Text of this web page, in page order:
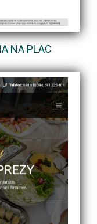
NA PLAC